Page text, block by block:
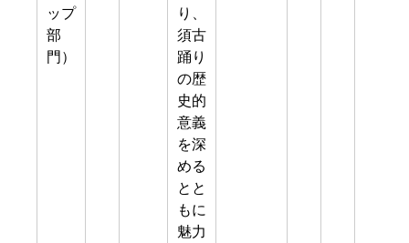
ップ
部
門）
り、
須古
踊り
の歴
史的
意義
を深
める
とと
もに
魅力